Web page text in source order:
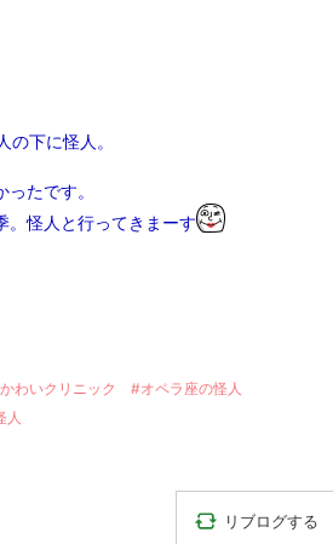
の下に怪人。
たです。
。怪人と行ってきまーす
わいクリニック
#オペラ座の怪人
人
リブログする